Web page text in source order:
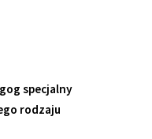
specjalny
rodzaju